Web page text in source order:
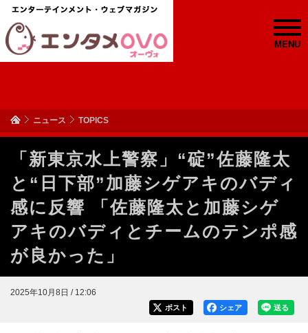
MENU
ニュース TOPICS
「新東京水上警察」“碇”佐藤隆太
と“日下部”加藤シゲアキのバディ
感に反響 「佐藤隆太と加藤シゲ
アキのバディとチームのテンポ感
が良かった」
2025年10月8日 / 12:06
送る
シェア
ポスト